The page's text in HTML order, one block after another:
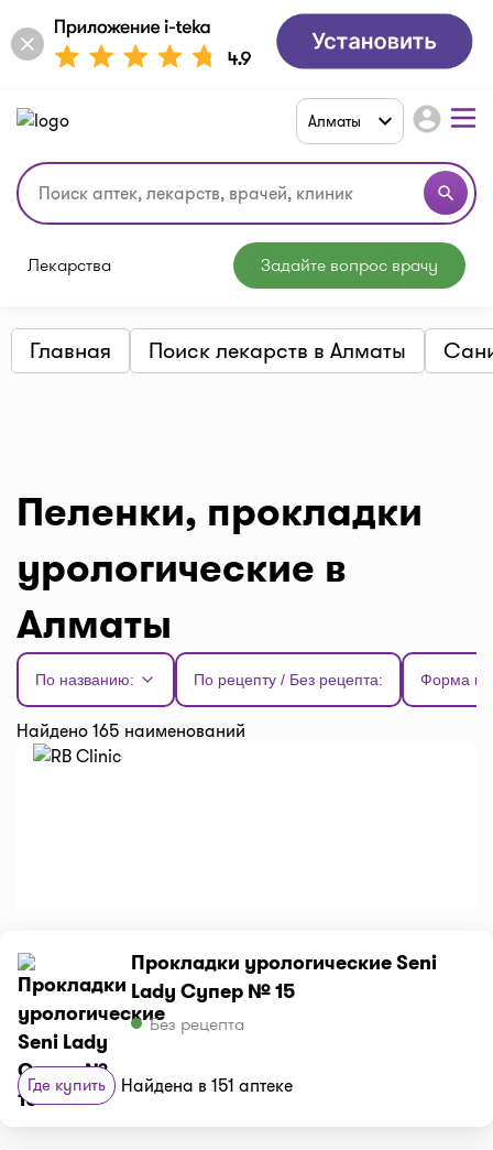
search
Алматы account_circle
Лекарства Задайте вопрос врачу
Главная Поиск лекарств в Алматы
Пеленки, прокладки
урологические в
Алматы
По названию: По рецепту / Без рецепта: Форма
Найдено 165 наименований
Прокладки урологические Seni
Lady Супер № 15
Без рецепта
Где купить Найдена в 151 аптеке